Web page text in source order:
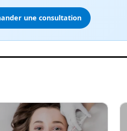
une consultation